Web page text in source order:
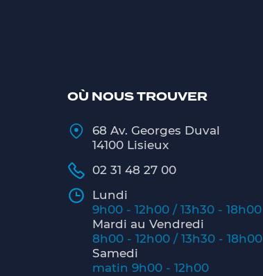
OÙ NOUS TROUVER
68 Av. Georges Duval
14100 Lisieux
02 31 48 27 00
Lundi
9h00 - 12h00 / 13h30 - 18h00
Mardi au Vendredi
8h00 - 12h00 / 13h30 - 18h00
Samedi
matin 9h00 - 12h00